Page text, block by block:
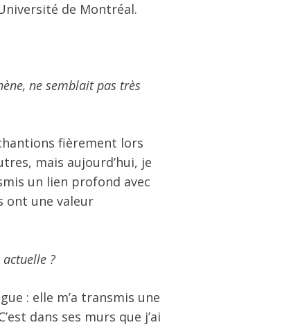
de Montréal.
ne semblait pas très
fièrement lors
mais aujourd’hui, je
un lien profond avec
ont une valeur
?
: elle m’a transmis une
dans ses murs que j’ai